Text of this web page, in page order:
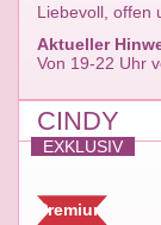
Liebevoll, offen
Aktueller
Von 19-22 Uhr
CINDY
EXKLUSIV
Premium